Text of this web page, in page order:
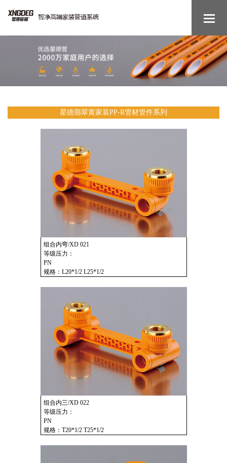
星德翡翠黄家装PP-R管材管件系列
组合内弯/XD 021
等级压力：
PN
规格：L20*1/2 L25*1/2
组合内三/XD 022
等级压力：
PN
规格：T20*1/2 T25*1/2